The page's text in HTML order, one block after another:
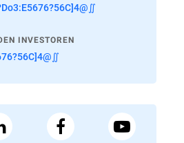
INVESTOREN